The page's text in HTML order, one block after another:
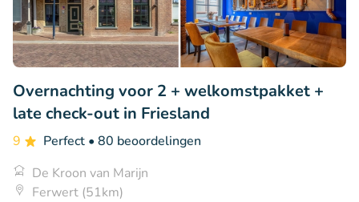
Overnachting voor 2 + welkomstpakket +
late check-out in Friesland
9 Perfect • 80 beoordelingen
De Kroon van Marijn
Ferwert (51km)